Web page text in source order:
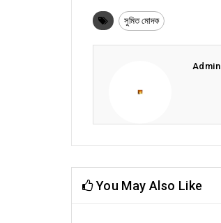
সুমিত মোদক
Admin
You May Also Like